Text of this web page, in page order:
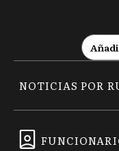
NOTICIAS POR